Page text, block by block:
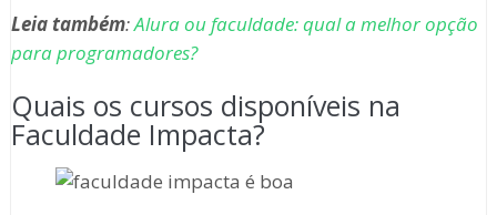
Leia também:Alura ou faculdade: qual a melhor opção
para programadores?
Quais os cursos disponíveis na
Faculdade Impacta?